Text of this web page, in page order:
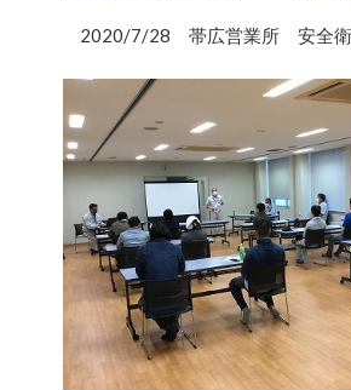
2020/7/28 帯広営業所 安全衛